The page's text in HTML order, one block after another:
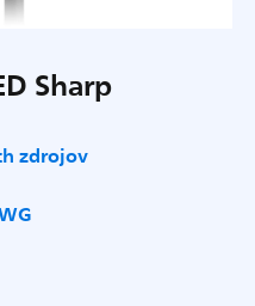
Sharp
zdrojov